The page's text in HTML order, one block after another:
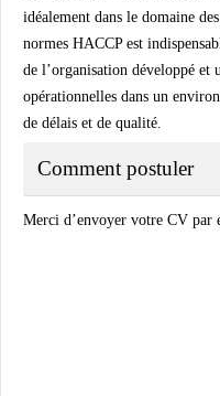
idéalement dans le domaine
normes HACCP est
de l’organisation développé et
opérationnelles dans un
de délais et de qualité.
Comment postuler
Merci d’envoyer votre CV par